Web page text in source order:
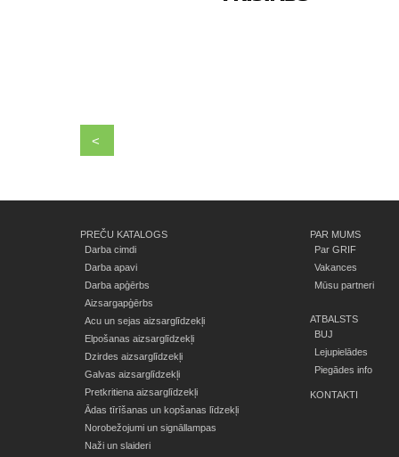
<
PREČU KATALOGS
Darba cimdi
Darba apavi
Darba apģērbs
Aizsargapģērbs
Acu un sejas aizsarglīdzekļi
Elpošanas aizsarglīdzekļi
Dzirdes aizsarglīdzekļi
Galvas aizsarglīdzekļi
Pretkritiena aizsarglīdzekļi
Ādas tīrīšanas un kopšanas līdzekļi
Norobežojumi un signāllampas
Naži un slaideri
PAR MUMS
Par GRIF
Vakances
Mūsu partneri
ATBALSTS
BUJ
Lejupielādes
Piegādes info
KONTAKTI